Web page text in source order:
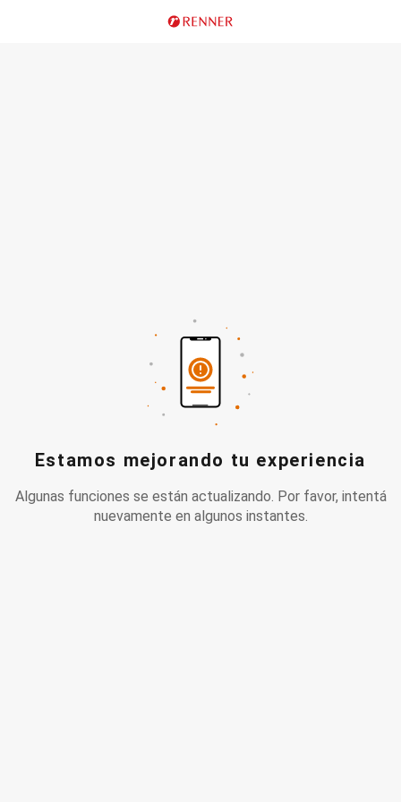
Estamos mejorando tu experiencia
Algunas funciones se están actualizando. Por favor, intentá
nuevamente en algunos instantes.